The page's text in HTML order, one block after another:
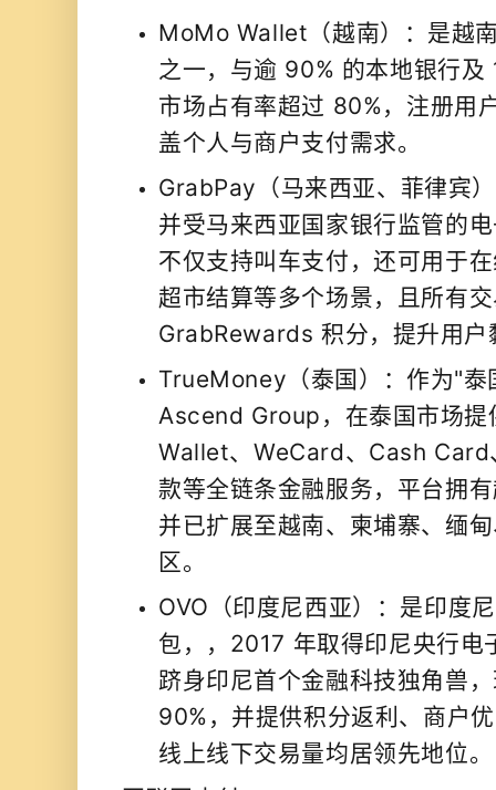
MoMo Wallet（越南）：是越
之一，与逾 90% 的本地银行
市场占有率超过 80%，注册用
盖个人与商户支付需求。
GrabPay（马来西亚、菲律宾
并受马来西亚国家银行监管的
不仅支持叫车支付，还可用于
超市结算等多个场景，且所有
GrabRewards 积分，提升用户
TrueMoney（泰国）：作为"泰
Ascend Group，在泰国市场
Wallet、WeCard、Cash Card
款等全链条金融服务，平台拥
并已扩展至越南、柬埔寨、缅
区。
OVO（印度尼西亚）：是印度
包，，2017 年取得印尼央行电
跻身印尼首个金融科技独角兽
90%，并提供积分返利、商户
线上线下交易量均居领先地位。